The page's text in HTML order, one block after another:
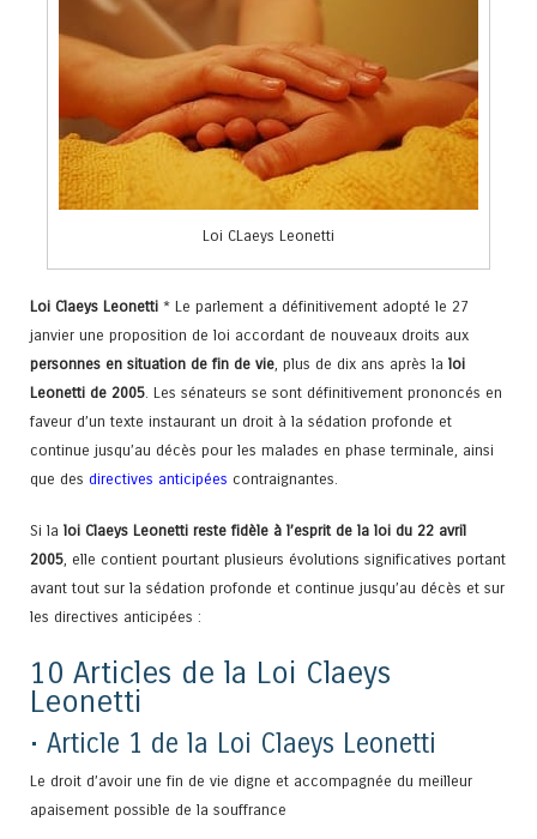
Loi CLaeys Leonetti
Loi Claeys Leonetti * Le parlement a définitivement adopté le 27
janvier une proposition de loi accordant de nouveaux droits aux
personnes en situation de fin de vie , plus de dix ans après la loi
Leonetti de 2005 . Les sénateurs se sont définitivement prononcés en
faveur d’un texte instaurant un droit à la sédation profonde et
continue jusqu’au décès pour les malades en phase terminale, ainsi
que des directives anticipées contraignantes.
Si la loi Claeys Leonetti reste fidèle à l’esprit de la loi du 22 avril
2005, elle contient pourtant plusieurs évolutions significatives portant
avant tout sur la sédation profonde et continue jusqu’au décès et sur
les directives anticipées :
10 Articles de la Loi Claeys
Leonetti
• Article 1 de la Loi Claeys Leonetti
Le droit d’avoir une fin de vie digne et accompagnée du meilleur
apaisement possible de la souffrance